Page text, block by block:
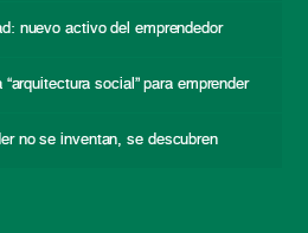
nuevo activo del emprendedor
social” para emprender
no se inventan, se descubren